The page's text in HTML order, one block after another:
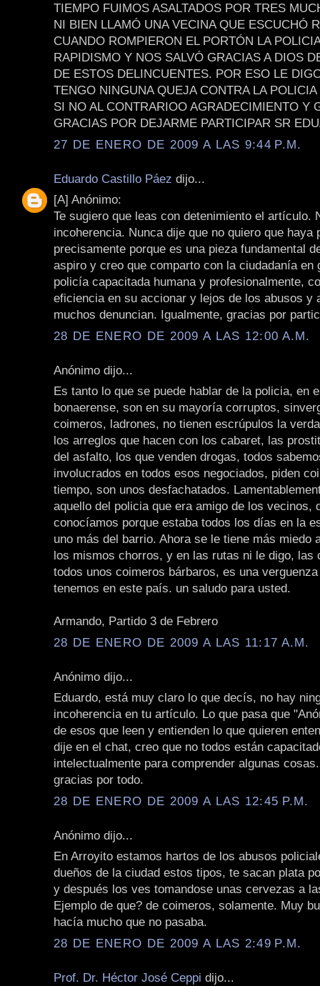
TIEMPO FUIMOS ASALTADOS POR TRES
NI BIEN LLAMÓ UNA VECINA QUE ESCUCHÓ
CUANDO ROMPIERON EL PORTÓN LA
RAPIDISMO Y NOS SALVÓ GRACIAS A DIOS
DE ESTOS DELINCUENTES. POR ESO LE
TENGO NINGUNA QUEJA CONTRA LA
SI NO AL CONTRARIOO AGRADECIMIENTO Y
GRACIAS POR DEJARME PARTICIPAR SR
27 DE ENERO DE 2009 A LAS 9:44 P.M.
Eduardo Castillo Páez dijo...
[A] Anónimo:
Te sugiero que leas con detenimiento el artículo.
incoherencia. Nunca dije que no quiero que haya
precisamente porque es una pieza fundamental
aspiro y creo que comparto con la ciudadanía en
policía capacitada humana y profesionalmente,
eficiencia en su accionar y lejos de los abusos y
muchos denuncian. Igualmente, gracias por
28 DE ENERO DE 2009 A LAS 12:00 A.M.
Anónimo dijo...
Es tanto lo que se puede hablar de la policia, en
bonaerense, son en su mayoría corruptos,
coimeros, ladrones, no tienen escrúpulos la
los arreglos que hacen con los cabaret, las
del asfalto, los que venden drogas, todos
involucrados en todos esos negociados, piden
tiempo, son unos desfachatados.
aquello del policia que era amigo de los vecinos,
conocíamos porque estaba todos los días en la
uno más del barrio. Ahora se le tiene más miedo
los mismos chorros, y en las rutas ni le digo, las
todos unos coimeros bárbaros, es una
tenemos en este país. un saludo para usted.
Armando, Partido 3 de Febrero
28 DE ENERO DE 2009 A LAS 11:17 A.M.
Anónimo dijo...
Eduardo, está muy claro lo que decís, no hay
incoherencia en tu artículo. Lo que pasa que
de esos que leen y entienden lo que quieren
dije en el chat, creo que no todos están
intelectualmente para comprender algunas
gracias por todo.
28 DE ENERO DE 2009 A LAS 12:45 P.M.
Anónimo dijo...
En Arroyito estamos hartos de los abusos
dueños de la ciudad estos tipos, te sacan plata
y después los ves tomandose unas cervezas a
Ejemplo de que? de coimeros, solamente. Muy
hacía mucho que no pasaba.
28 DE ENERO DE 2009 A LAS 2:49 P.M.
Prof. Dr. Héctor José Ceppi dijo...